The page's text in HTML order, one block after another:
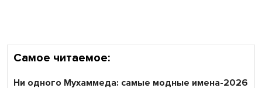
Самое читаемое:
Ни одного Мухаммеда: самые модные имена-2026